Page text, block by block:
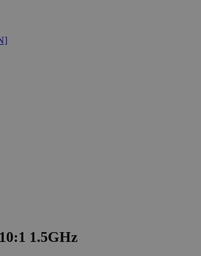
1.5GHz